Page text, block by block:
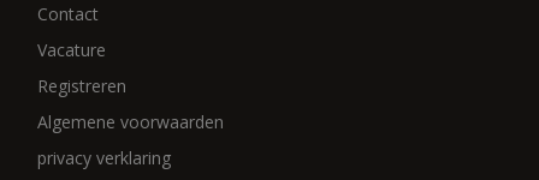
Contact
Vacature
Registreren
Algemene voorwaarden
privacy verklaring